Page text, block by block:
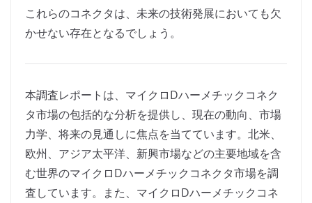
これらのコネクタは、未来の技術発展においても欠
かせない存在となるでしょう。
本調査レポートは、マイクロDハーメチックコネク
タ市場の包括的な分析を提供し、現在の動向、市場
力学、将来の見通しに焦点を当てています。北米、
欧州、アジア太平洋、新興市場などの主要地域を含
む世界のマイクロDハーメチックコネクタ市場を調
査しています。また、マイクロDハーメチックコネ